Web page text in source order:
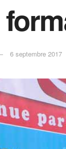
6 septembre 2017